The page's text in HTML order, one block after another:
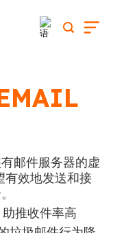
邮件服务器的虚
有效地发送和接
推收件率高